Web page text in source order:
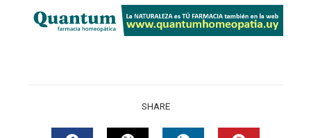
SHARE